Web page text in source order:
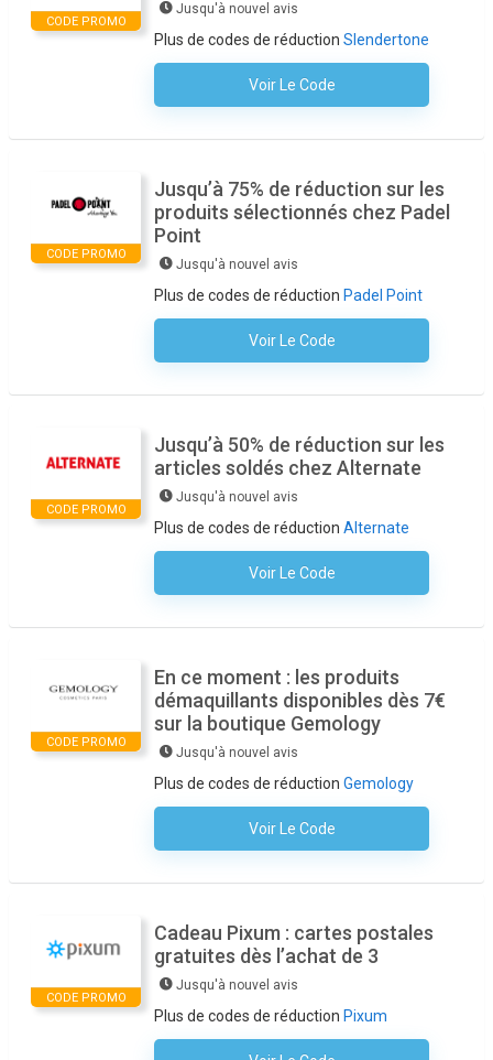
CODE PROMO
Jusqu'à nouvel avis
Plus de codes de réduction Slendertone
Voir Le Code
Aucun Code N'est Nécessaire
CODE PROMO
Jusqu’à 75% de réduction sur les
produits sélectionnés chez Padel
Point
Jusqu'à nouvel avis
Plus de codes de réduction Padel Point
Voir Le Code
Aucun Code N'est Nécessaire
CODE PROMO
Jusqu’à 50% de réduction sur les
articles soldés chez Alternate
Jusqu'à nouvel avis
Plus de codes de réduction Alternate
Voir Le Code
Aucun Code N'est Nécessaire
CODE PROMO
En ce moment : les produits
démaquillants disponibles dès 7€
sur la boutique Gemology
Jusqu'à nouvel avis
Plus de codes de réduction Gemology
Voir Le Code
Aucun Code N'est Nécessaire
CODE PROMO
Cadeau Pixum : cartes postales
gratuites dès l’achat de 3
Jusqu'à nouvel avis
Plus de codes de réduction Pixum